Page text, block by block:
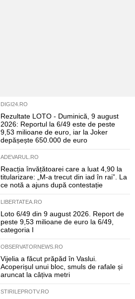
DIGI24.RO
Rezultate LOTO - Duminică, 9 august
2026: Reportul la 6/49 este de peste
9,53 milioane de euro, iar la Joker
depășește 650.000 de euro
ADEVARUL.RO
Reacția învățătoarei care a luat 4,90 la
titularizare: „M-a trecut din iad în rai”. La
ce notă a ajuns după contestație
LIBERTATEA.RO
Loto 6/49 din 9 august 2026. Report de
peste 9,53 milioane de euro la 6/49,
categoria I
OBSERVATORNEWS.RO
Vijelia a făcut prăpăd în Vaslui.
Acoperișul unui bloc, smuls de rafale și
aruncat la câțiva metri
STIRILEPROTV.RO